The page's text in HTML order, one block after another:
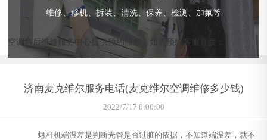
维修、移机、拆装、清洗、保养、检测、加氟等
空调售后维修服务中心提供预约服务，如需预约客服直拨：
济南麦克维尔服务电话(麦克维尔空调维修多少钱)
2022/7/17 0:00:00
螺杆机端温差是判断壳管是否过脏的依据，不知道端温差，就不